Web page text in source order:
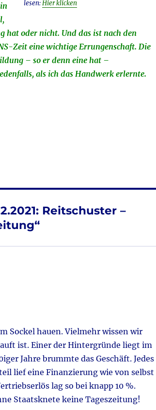
lesen:Hier klicken
hat oder nicht. Und das ist nach den
Zeit eine wichtige Errungenschaft. Die
– so er denn eine hat –
als ich das Handwerk erlernte.
Reitschuster –
Sockel hauen. Vielmehr wissen wir
ist. Einer der Hintergründe liegt im
Jahre brummte das Geschäft. Jedes
lief eine Finanzierung wie von selbst
lag so bei knapp 10 %.
Staatsknete keine Tageszeitung!